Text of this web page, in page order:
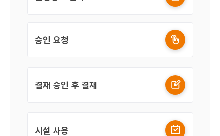
승인 요청
결재 승인 후 결재
시설 사용